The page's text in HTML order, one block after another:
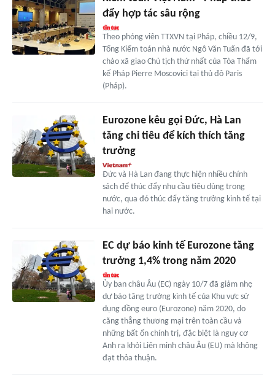
đẩy hợp tác sâu rộng
Theo phóng viên TTXVN tại Pháp, chiều 12/9,
Tổng Kiểm toán nhà nước Ngô Văn Tuấn đã tới
chào xã giao Chủ tịch thứ nhất của Tòa Thẩm
kế Pháp Pierre Moscovici tại thủ đô Paris
(Pháp).
Eurozone kêu gọi Đức, Hà Lan
tăng chi tiêu để kích thích tăng
trưởng
Đức và Hà Lan đang thực hiện nhiều chính
sách để thúc đẩy nhu cầu tiêu dùng trong
nước, qua đó thúc đẩy tăng trưởng kinh tế tại
hai nước.
EC dự báo kinh tế Eurozone tăng
trưởng 1,4% trong năm 2020
Ủy ban châu Âu (EC) ngày 10/7 đã giảm nhẹ
dự báo tăng trưởng kinh tế của Khu vực sử
dụng đồng euro (Eurozone) năm 2020, do
căng thẳng thương mại trên toàn cầu và
những bất ổn chính trị, đặc biệt là nguy cơ
Anh ra khỏi Liên minh châu Âu (EU) mà không
đạt thỏa thuận.